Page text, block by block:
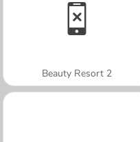
Beauty Resort 2